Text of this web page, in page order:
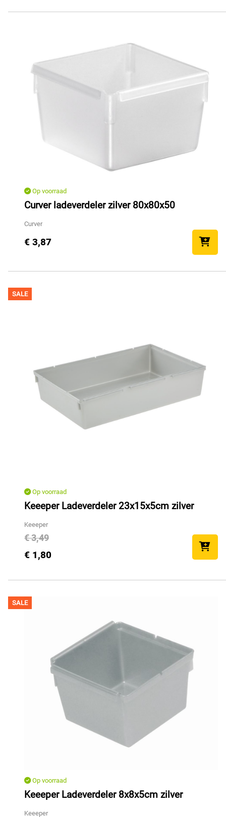
Op voorraad
Curver ladeverdeler zilver 80x80x50
Curver
€ 3,87
SALE
Op voorraad
Keeeper Ladeverdeler 23x15x5cm zilver
Keeeper
€ 3,49
€ 1,80
SALE
Op voorraad
Keeeper Ladeverdeler 8x8x5cm zilver
Keeeper